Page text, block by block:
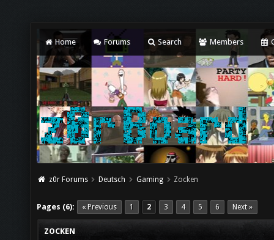
Home Forums Search Members
z0r Forums Deutsch Gaming Zocken
Pages (6): « Previous 1 2 3 4 5 6 Next »
ZOCKEN